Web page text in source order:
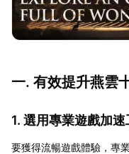
一. 有效提升燕雲
1. 選用專業遊戲加速
要獲得流暢遊戲體驗，專